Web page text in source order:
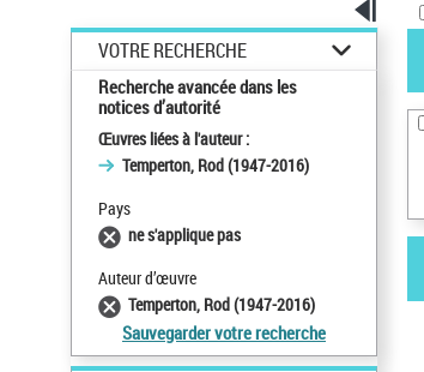
VOTRE RECHERCHE
Recherche avancée dans les
notices d’autorité
Œuvres liées à l'auteur :
Temperton, Rod (1947-2016)
Pays
ne s'applique pas
Auteur d’œuvre
Temperton, Rod (1947-2016)
Sauvegarder votre recherche